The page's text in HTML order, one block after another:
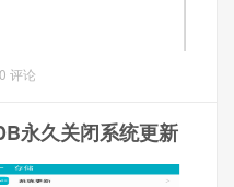
用）：cat /proc/cpuinfo
：sendcmd 1 DB set
修改上面的那个用户密
Password 123456，就是
陆，登陆直接报错，错误
不支持登录。请确保
试登录。访问
0 评论
永久关闭系统更新